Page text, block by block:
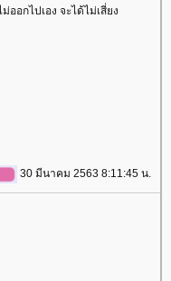
อกไปเอง จะได้ไม่เสี่ยง
30 มีนาคม 2563 8:11:45 น.